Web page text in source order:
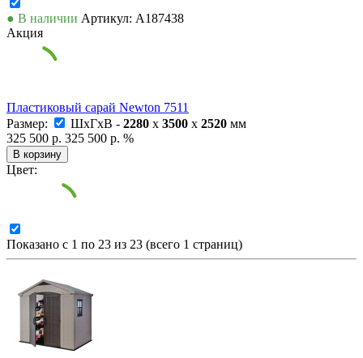
● В наличии Артикул: А187438
Акция
Пластиковый сарай Newton 7511
Размер:
ШxГxВ - 2280 x 3500 x 2520 мм
325 500 р. 325 500 р. %
В корзину
Цвет:
Показано с 1 по 23 из 23 (всего 1 страниц)